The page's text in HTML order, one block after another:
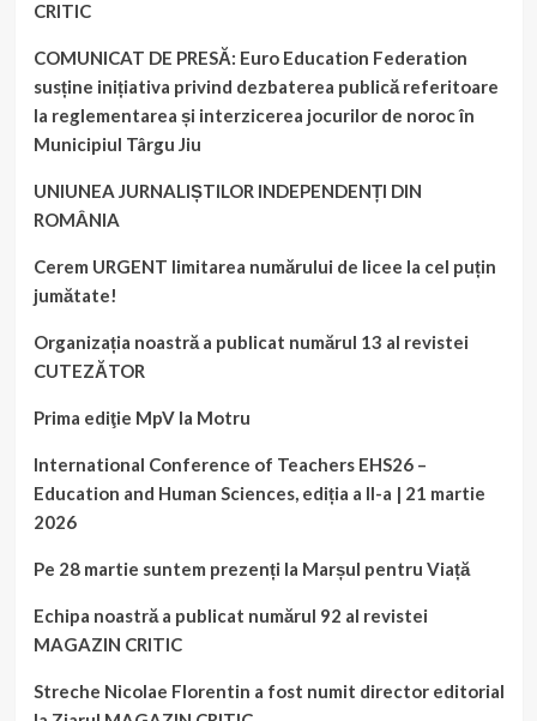
CRITIC
COMUNICAT DE PRESĂ: Euro Education Federation
susține inițiativa privind dezbaterea publică referitoare
la reglementarea și interzicerea jocurilor de noroc în
Municipiul Târgu Jiu
UNIUNEA JURNALIȘTILOR INDEPENDENȚI DIN
ROMÂNIA
Cerem URGENT limitarea numărului de licee la cel puțin
jumătate!
Organizația noastră a publicat numărul 13 al revistei
CUTEZĂTOR
Prima ediţie MpV la Motru
International Conference of Teachers EHS26 –
Education and Human Sciences, ediția a II-a | 21 martie
2026
Pe 28 martie suntem prezenți la Marșul pentru Viață
Echipa noastră a publicat numărul 92 al revistei
MAGAZIN CRITIC
Streche Nicolae Florentin a fost numit director editorial